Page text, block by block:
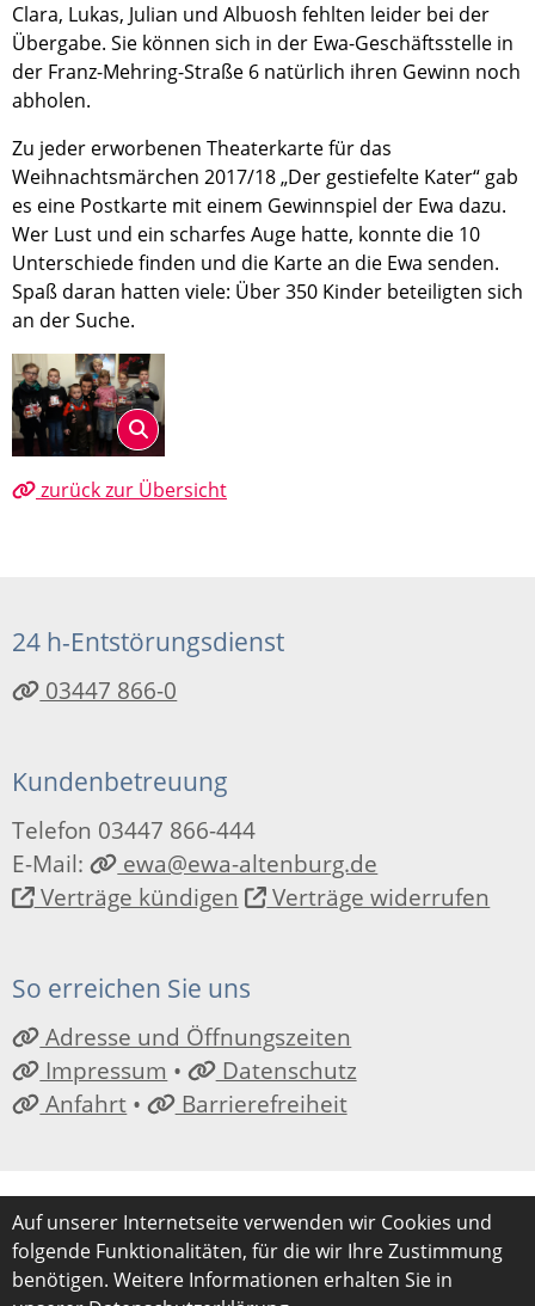
Clara, Lukas, Julian und Albuosh fehlten leider bei der
Übergabe. Sie können sich in der Ewa-Geschäftsstelle in
der Franz-Mehring-Straße 6 natürlich ihren Gewinn noch
abholen.
Zu jeder erworbenen Theaterkarte für das
Weihnachtsmärchen 2017/18 „Der gestiefelte Kater“ gab
es eine Postkarte mit einem Gewinnspiel der Ewa dazu.
Wer Lust und ein scharfes Auge hatte, konnte die 10
Unterschiede finden und die Karte an die Ewa senden.
Spaß daran hatten viele: Über 350 Kinder beteiligten sich
an der Suche.
zurück zur Übersicht
24 h-Entstörungsdienst
03447 866-0
Kundenbetreuung
Telefon 03447 866-444
E-Mail:
ewa@ewa-altenburg.de
Verträge kündigen
Verträge widerrufen
So erreichen Sie uns
Adresse und Öffnungszeiten
Impressum •
Datenschutz
Anfahrt • Barrierefreiheit
Auf unserer Internetseite verwenden wir Cookies und
folgende Funktionalitäten, für die wir Ihre Zustimmung
benötigen. Weitere Informationen erhalten Sie in